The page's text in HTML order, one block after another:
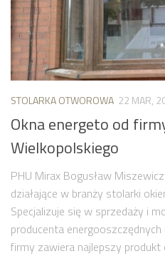
STOLARKA OTWOROWA 22 MAR,
Okna energeto od
Wielkopolskiego
PHU Mirax Bogusław
działające w branży stolarki
Specjalizuje się w sprzedaży i
producenta
firmy zawiera najlepszy produkt